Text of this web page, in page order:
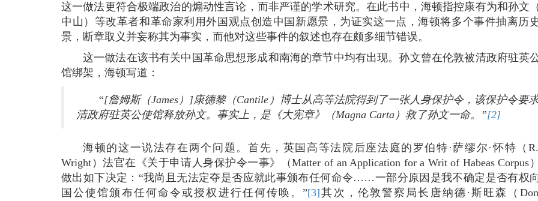
这一做法更符合极端政治的煽动性言论，而非严谨的学术研究。在此书中，海顿指控康有为和孙文
中山）等改革者和革命家利用外国观点创造中国新愿景，为证实这一点，海顿将多个事件抽离历
景，断章取义并妄称其为事实，而他对这些事件的叙述也存在颇多细节错误。
这一做法在该书有关中国革命思想形成和南海的章节中均有出现。孙文曾在伦敦被清政府驻英
馆绑架，海顿写道：
“[詹姆斯（James）]康德黎（Cantile）博士从高等法院得到了一张人身保护令，该保护令要
清政府驻英公使馆释放孙文。事实上，是《大宪章》（Magna Carta）救了孙文一命。”[2]
海顿的这一说法存在两个问题。首先，英国高等法院后座法庭的罗伯特·萨缪尔·怀特（
Wright）法官在《关于申请人身保护令一事》（Matter of an Application for a Writ of Habeas Corpus
做出如下决定：“我尚且无法定夺是否应就此事颁布任何命令……一部分原因是我不确定是否有权
国公使馆颁布任何命令或授权进行任何传唤。”[3]其次，伦敦警察局长唐纳德·斯旺森（